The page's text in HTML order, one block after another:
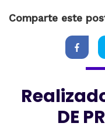
Comparte este
DE